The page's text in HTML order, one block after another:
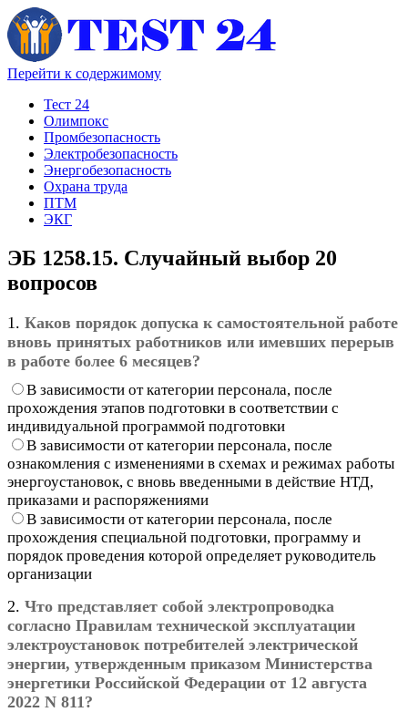
Перейти к содержимому
Тест 24
Олимпокс
Промбезопасность
Электробезопасность
Энергобезопасность
Охрана труда
ПТМ
ЭКГ
ЭБ 1258.15. Случайный выбор 20
вопросов
1. Каков порядок допуска к самостоятельной работе
вновь принятых работников или имевших перерыв
в работе более 6 месяцев?
В зависимости от категории персонала, после
прохождения этапов подготовки в соответствии с
индивидуальной программой подготовки
В зависимости от категории персонала, после
ознакомления с изменениями в схемах и режимах работы
энергоустановок, с вновь введенными в действие НТД,
приказами и распоряжениями
В зависимости от категории персонала, после
прохождения специальной подготовки, программу и
порядок проведения которой определяет руководитель
организации
2. Что представляет собой электропроводка
согласно Правилам технической эксплуатации
электроустановок потребителей электрической
энергии, утвержденным приказом Министерства
энергетики Российской Федерации от 12 августа
2022 N 811?